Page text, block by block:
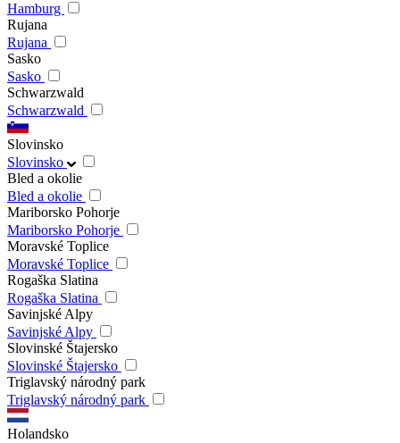
Hamburg
Rujana
Rujana
Sasko
Sasko
Schwarzwald
Schwarzwald
Slovinsko
Slovinsko
Bled a okolie
Bled a okolie
Mariborsko Pohorje
Mariborsko Pohorje
Moravské Toplice
Moravské Toplice
Rogaška Slatina
Rogaška Slatina
Savinjské Alpy
Savinjské Alpy
Slovinské Štajersko
Slovinské Štajersko
Triglavský národný park
Triglavský národný park
Holandsko